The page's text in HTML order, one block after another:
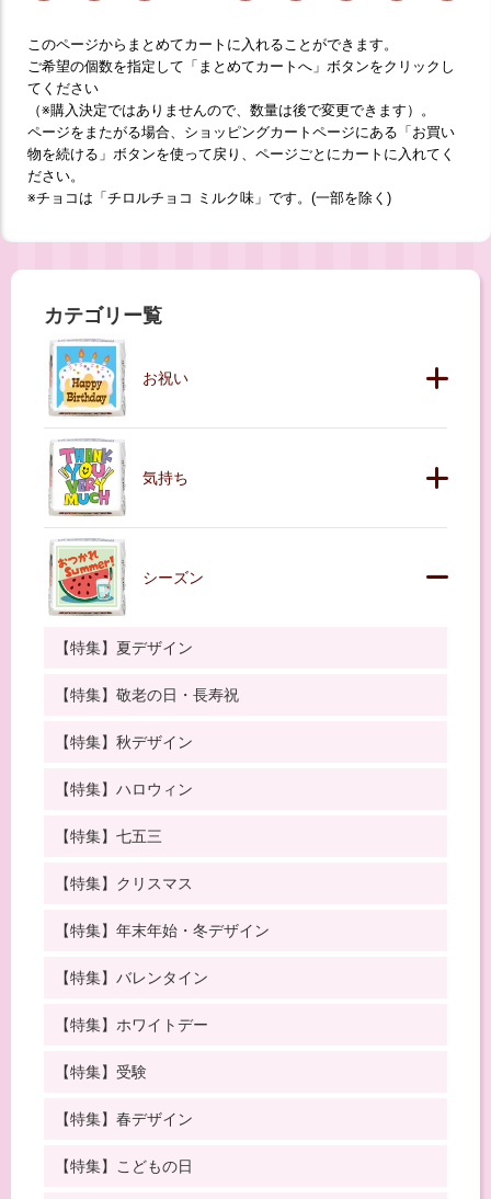
このページからまとめてカートに入れることができます。
ご希望の個数を指定して「まとめてカートへ」ボタンをクリックし
てください
（※購入決定ではありませんので、数量は後で変更できます）。
ページをまたがる場合、ショッピングカートページにある「お買い
物を続ける」ボタンを使って戻り、ページごとにカートに入れてく
ださい。
※チョコは「チロルチョコ ミルク味」です。(一部を除く)
カテゴリー覧
お祝い
気持ち
シーズン
【特集】夏デザイン
【特集】敬老の日・長寿祝
【特集】秋デザイン
【特集】ハロウィン
【特集】七五三
【特集】クリスマス
【特集】年末年始・冬デザイン
【特集】バレンタイン
【特集】ホワイトデー
【特集】受験
【特集】春デザイン
【特集】こどもの日